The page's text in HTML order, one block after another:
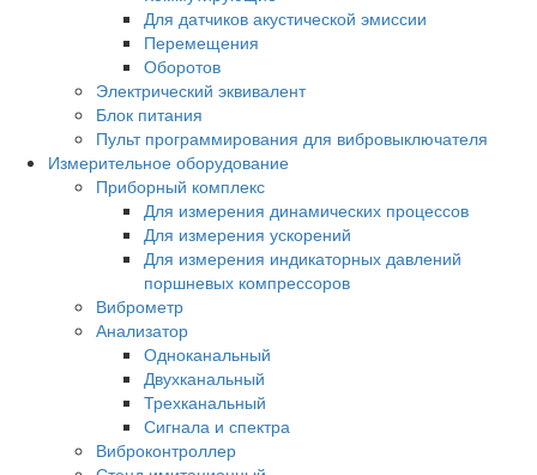
Для датчиков акустической эмиссии
Перемещения
Оборотов
Электрический эквивалент
Блок питания
Пульт программирования для вибровыключателя
Измерительное оборудование
Приборный комплекс
Для измерения динамических процессов
Для измерения ускорений
Для измерения индикаторных давлений
поршневых компрессоров
Виброметр
Анализатор
Одноканальный
Двухканальный
Трехканальный
Сигнала и спектра
Виброконтроллер